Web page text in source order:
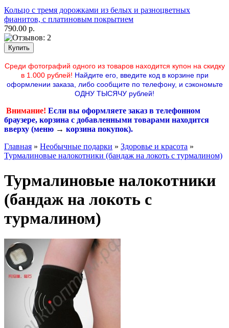
Кольцо с тремя дорожками из белых и разноцветных
фианитов, с платиновым покрытием
790.00 р.
Среди фотографий одного из товаров находится купон на скидку
в 1.000 рублей! Найдите его, введите код в корзине при
оформлении заказа, либо сообщите по телефону, и сэкономьте
ОДНУ ТЫСЯЧУ рублей!
Внимание! Если вы оформляете заказ в телефонном
браузере, корзина с добавленными товарами находится
вверху (меню → корзина покупок).
Главная » Необычные подарки » Здоровье и красота »
Турмалиновые налокотники (бандаж на локоть с турмалином)
Турмалиновые налокотники
(бандаж на локоть с
турмалином)